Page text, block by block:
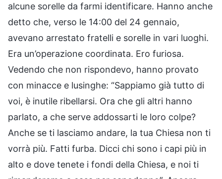
alcune sorelle da farmi identificare. Hanno anche
detto che, verso le 14:00 del 24 gennaio,
avevano arrestato fratelli e sorelle in vari luoghi.
Era un’operazione coordinata. Ero furiosa.
Vedendo che non rispondevo, hanno provato
con minacce e lusinghe: “Sappiamo già tutto di
voi, è inutile ribellarsi. Ora che gli altri hanno
parlato, a che serve addossarti le loro colpe?
Anche se ti lasciamo andare, la tua Chiesa non ti
vorrà più. Fatti furba. Dicci chi sono i capi più in
alto e dove tenete i fondi della Chiesa, e noi ti